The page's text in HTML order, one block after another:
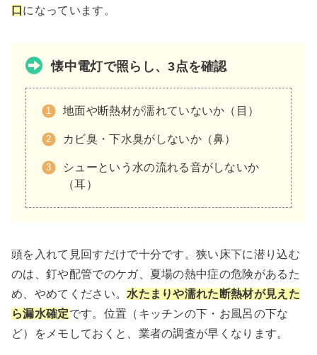
口 になっています。
懐中電灯で照らし、3点を確認
地面や断熱材が濡れていないか（目）
カビ臭・下水臭がしないか（鼻）
シューという水の流れる音がしないか
（耳）
頭を入れて見回すだけで十分です。狭い床下に潜り込む
のは、釘や配管でのケガ、夏場の熱中症の危険があるた
め、やめてください。水たまりや濡れた断熱材が見えた
ら漏水確定です。位置（キッチンの下・お風呂の下な
ど）をメモしておくと、業者の調査が早くなります。